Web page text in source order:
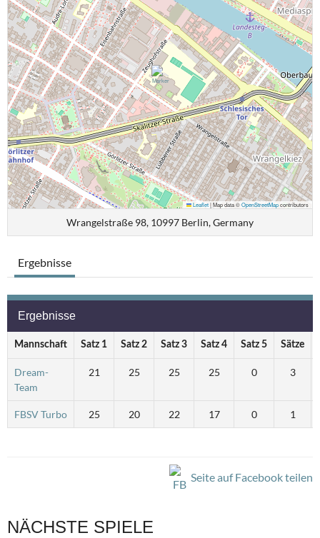
Leaflet|Map data ©OpenStreetMapcontributors
Wrangelstraße 98, 10997 Berlin, Germany
Ergebnisse
Ergebnisse
Mannschaft Satz 1 Satz 2 Satz 3 Satz 4 Satz 5 Sätze
Dream-
Team
21 25 25 25 0 3
FBSV Turbo 25 20 22 17 0 1
Seite auf Facebook teilen
NÄCHSTE SPIELE